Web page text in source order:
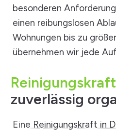
besonderen
einen reibungslosen
Wohnungen bis zu
übernehmen wir jede
zuverlässig
Eine Reinigungskraft in